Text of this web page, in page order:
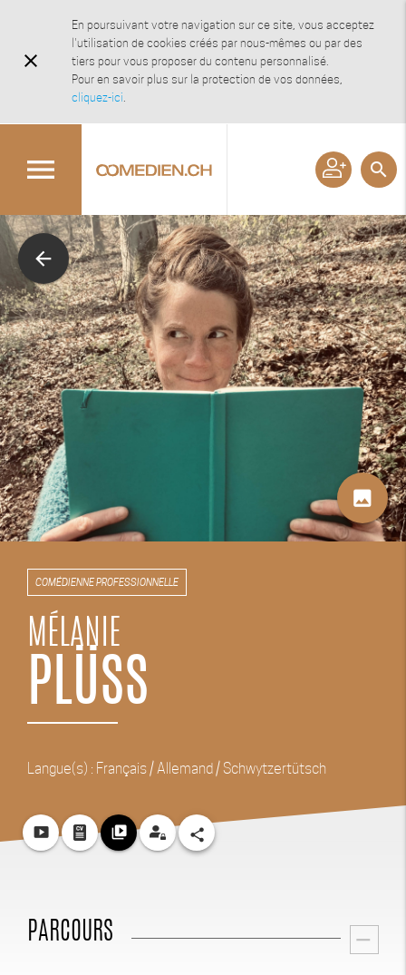
close
En poursuivant votre navigation sur ce site, vous acceptez
l'utilisation de cookies créés par nous-mêmes ou par des
tiers pour vous proposer du contenu personnalisé.
Pour en savoir plus sur la protection de vos données,
cliquez-ici.
menu search
arrow_back
image
COMÉDIENNE PROFESSIONNELLE
MÉLANIE
PLÜSS
Langue(s) : Français / Allemand / Schwytzertütsch
smart_display video_library share
PARCOURS remove